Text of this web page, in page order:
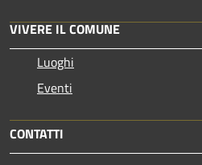
VIVERE IL COMUNE
Luoghi
Eventi
CONTATTI